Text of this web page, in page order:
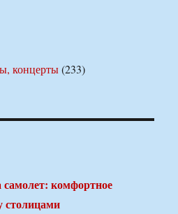
концерты(233)
комфортное
столицами